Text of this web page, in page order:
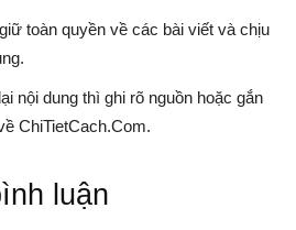
toàn quyền về các bài viết và chịu
nội dung thì ghi rõ nguồn hoặc gắn
ChiTietCach.Com.
luận